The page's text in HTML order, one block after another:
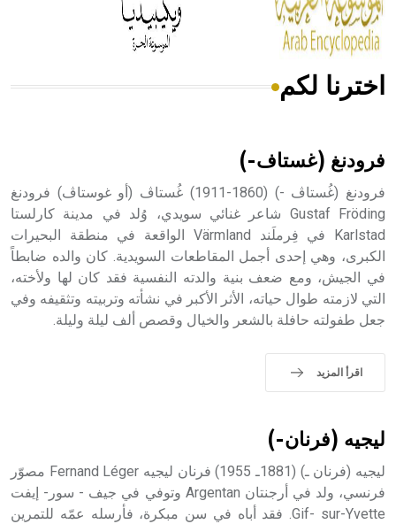
أجود أنواعه، ويمتاز بكبر الحجم ويسمى الش
هل تعلم أن الأبسيد كلمة فرنسية اللفظ تم اعتمادها مصطلحاً
- هل تعلم أن أبجر Abgar اسم معروف جيداً يعود إلى عدد من
الملوك الذين حكموا مدينة إديسا (الرها) من أبجر الأول وحتى
التاسع، وهم ينتسبون إلى أسرة أوسروين
اخترنا لكم
فرودنغ (غستاف-)
فرودنغ (غُستاڤ -) (1860-1911) غُستاڤ (أو غوستاڤ) فرودنغ
Gustaf Fröding شاعر غنائي سويدي، وُلد في مدينة كارلستا
Karlstad في فِرملَند Värmland الواقعة في منطقة البحيرات
الكبرى، وهي إحدى أجمل المقاطعات السويدية. كان والده ضابطاً
في الجيش، ومع ضعف بنية والدته النفسية فقد كان لها ولأخته،
التي لازمته طوال حياته، الأثر الأكبر في نشأته وتربيته وتثقيفه وفي
جعل طفولته حافلة بالشعر والخيال وقصص ألف ليلة وليلة.
اقرأ المزيد
ليجيه (فرنان-)
ليجيه (فرنان ـ) (1881ـ 1955) فرنان ليجيه Fernand Léger مصوّر
فرنسي، ولد في أرجنتان Argentan وتوفي في جيف - سور- إيفت
Gif- sur-Yvette. فقد أباه في سن مبكرة، فأرسله عمّه للتمرين